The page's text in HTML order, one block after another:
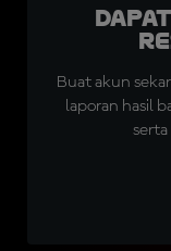
Buat akun
laporan hasil
serta